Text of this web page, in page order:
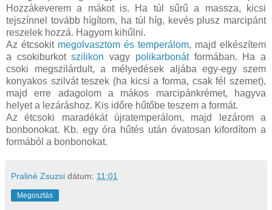
Hozzákeverem a mákot is. Ha túl sűrű a massza, kicsi
tejszínnel tovább hígítom, ha túl híg, kevés plusz marcipánt
reszelek hozzá. Hagyom kihűlni.
Az étcsokit megolvasztom és temperálom, majd elkészítem
a csokiburkotszilikon vagy polikarbonátformában. Ha a
csoki megszilárdult, a mélyedések aljába egy-egy szem
konyakos szilvát teszek (ha kicsi a forma, csak fél szemet),
majd erre adagolom a mákos marcipánkrémet, hagyva
helyet a lezáráshoz. Kis időre hűtőbe teszem a formát.
Az étcsoki maradékát újratemperálom, majd lezárom a
bonbonokat. Kb. egy óra hűtés után óvatosan kifordítom a
formából a bonbonokat.
Praliné Zsuzsi dátum: 11:01
Megosztás